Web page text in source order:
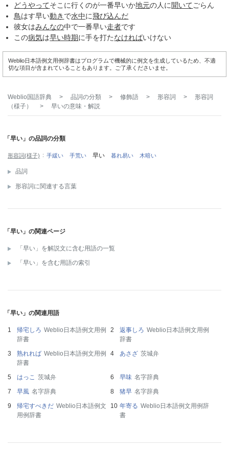
どうやってそこに行くのが一番早いか地元の人に聞いてごらん
鳥はす早い動き で水中に飛び込んだ
彼女はみんなの中で一番早い走者です
この病気は早い時期に手を打たなければいけない
Weblio日本語例文用例辞書はプログラムで機械的に例文を生成しているため、不適
切な項目が含まれていることもあります。ご了承くださいませ。
Weblio国語辞典 > 品詞の分類 > 修飾語 > 形容詞 >
形容詞
（様子）
> 早いの意味・解説
「早い」の品詞の分類
形容詞(様子) 手緩い 手荒い 早い 暮れ易い 木暗い
品詞
形容詞に関連する言葉
「早い」の関連ページ
「早い」を解説文に含む用語の一覧
「早い」を含む用語の索引
「早い」の関連用語
帰宅しろ Weblio日本語例文用例
辞書
返事しろ Weblio日本語例文用例
辞書
熟れれば Weblio日本語例文用例
辞書
あさざ 茨城弁
はっこ 茨城弁 早味 名字辞典
早風 名字辞典 猪早 名字辞典
帰宅すべきだ Weblio日本語例文
用例辞書
年寄る Weblio日本語例文用例辞
書